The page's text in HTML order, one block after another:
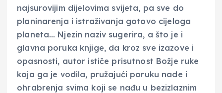
najsurovijim dijelovima svijeta, pa sve do
planinarenja i istraživanja gotovo cijeloga
planeta… Njezin naziv sugerira, a što je i
glavna poruka knjige, da kroz sve izazove i
opasnosti, autor ističe prisutnost Božje ruke
koja ga je vodila, pružajući poruku nade i
ohrabrenja svima koji se nađu u bezizlaznim